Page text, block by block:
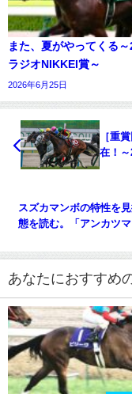
また、夏がやってくる
ラジオNIKKEI賞～
2026年6月25日
［重
在！～
スズカマンボの特性を
態を読む。「アンカツ
あなたにおすすめ